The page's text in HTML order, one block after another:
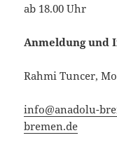
ab 18.00 Uhr
Anmeldung und
Rahmi Tuncer,
info@anadolu-
bremen.de